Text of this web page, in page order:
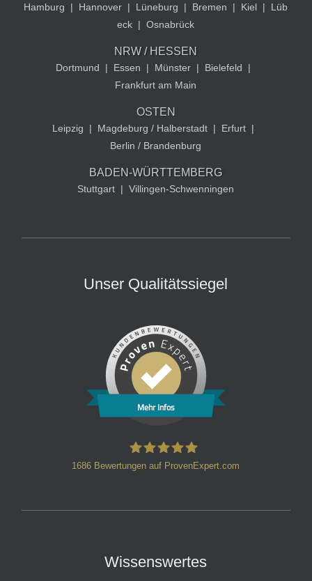
Hamburg | Hannover | Lüneburg | Bremen | Kiel |
Lüb
eck | Osnabrück
NRW / HESSEN
Dortmund | Essen | Münster | Bielefeld
|
Frankfurt am Main
OSTEN
Leipzig | Magdeburg / Halberstadt | Erfurt |
Berlin / Brandenburg
BADEN-WÜRTTEMBERG
Stuttgart | Villingen-Schwenningen
Unser Qualitätssiegel
Mehr Infos
1686 Bewertungen auf ProvenExpert.com
Wissenswertes